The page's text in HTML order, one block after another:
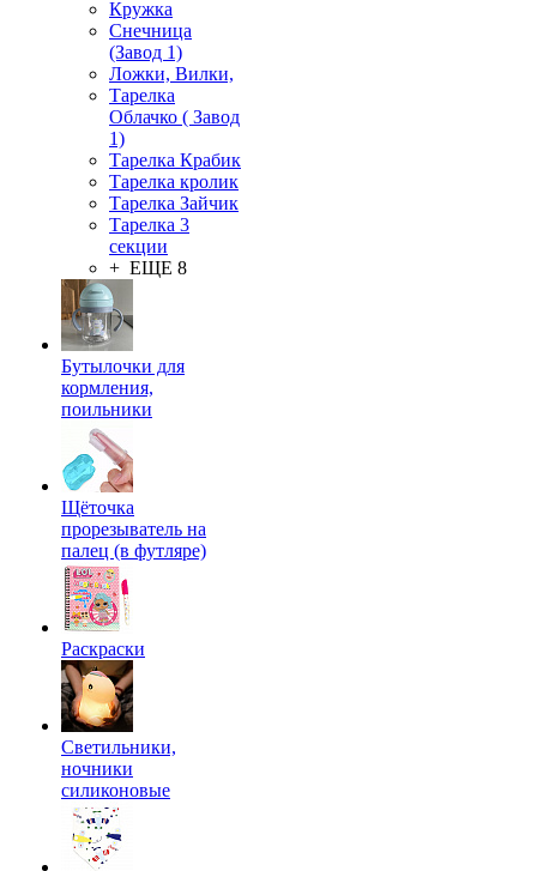
Кружка
Снечница
(Завод 1)
Ложки, Вилки,
Тарелка
Облачко ( Завод
1)
Тарелка Крабик
Тарелка кролик
Тарелка Зайчик
Тарелка 3
секции
+ ЕЩЕ 8
Бутылочки для
кормления,
поильники
Щёточка
прорезыватель на
палец (в футляре)
Раскраски
Светильники,
ночники
силиконовые